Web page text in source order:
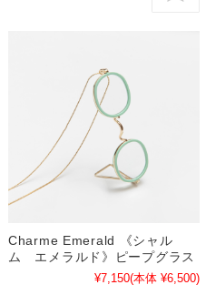
Charme Emerald 《シャル
ム エメラルド》ピープグラス
¥7,150(本体 ¥6,500)